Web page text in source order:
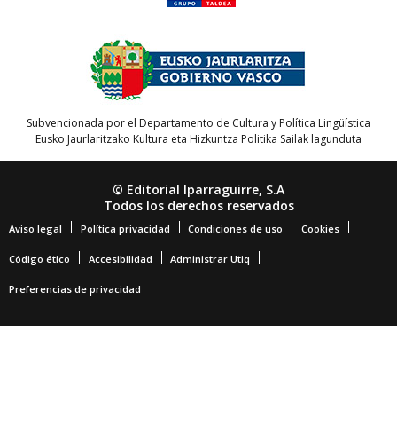
Subvencionada por el Departamento de Cultura y Política Lingüística
Eusko Jaurlaritzako Kultura eta Hizkuntza Politika Sailak lagunduta
© Editorial Iparraguirre, S.A
Todos los derechos reservados
Aviso legal Política privacidad Condiciones de uso Cookies
Código ético Accesibilidad Administrar Utiq
Preferencias de privacidad